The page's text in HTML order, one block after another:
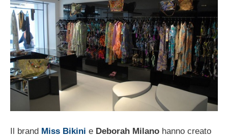
Il brand Miss Bikini e Deborah Milano hanno creato